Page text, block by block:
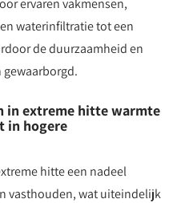
ervaren vakmensen,
waterinfiltratie tot een
de duurzaamheid en
in extreme hitte warmte
in hogere
hitte een nadeel
vasthouden, wat uiteindelijk